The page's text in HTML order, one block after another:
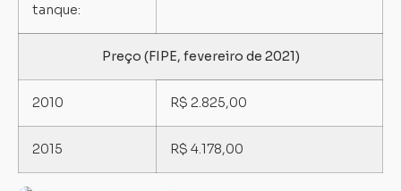
tanque:
Preço (FIPE, fevereiro de 2021)
2010 R$ 2.825,00
2015 R$ 4.178,00